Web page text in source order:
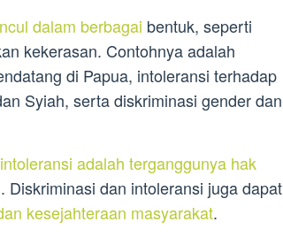
dalam berbagai bentuk, seperti
kekerasan. Contohnya adalah
di Papua, intoleransi terhadap
Syiah, serta diskriminasi gender dan
adalah terganggunya hak
Diskriminasi dan intoleransi juga dapat
kesejahteraan masyarakat.